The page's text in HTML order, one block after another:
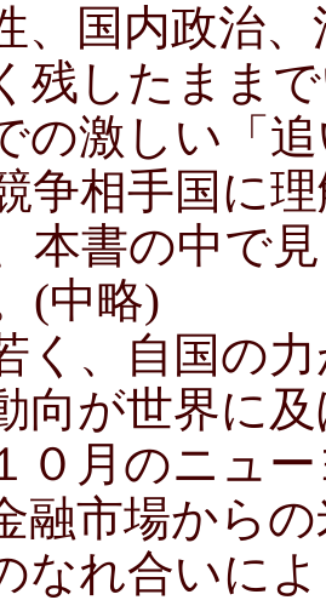
、国内政治
残したまま
の激しい「
争相手国に
本書の中で
(中略)
、自国の
向が世界に
０月のニュ
融市場から
なれ合いに